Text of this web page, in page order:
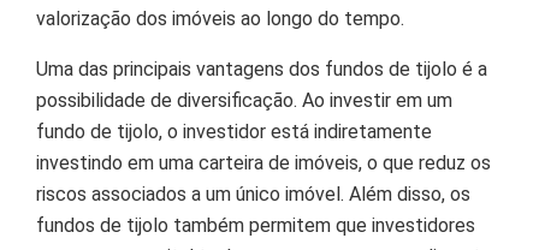
valorização dos imóveis ao longo do tempo.
Uma das principais vantagens dos fundos de tijolo é a
possibilidade de diversificação. Ao investir em um
fundo de tijolo, o investidor está indiretamente
investindo em uma carteira de imóveis, o que reduz os
riscos associados a um único imóvel. Além disso, os
fundos de tijolo também permitem que investidores